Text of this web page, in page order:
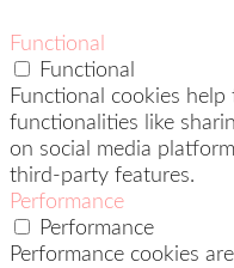
Functional
Functional
Functional cookies
functionalities like
on social media
third-party features.
Performance
Performance
Performance cookies